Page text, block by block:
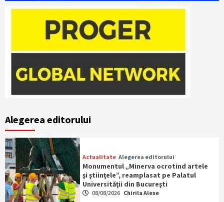
Alegerea editorului
Actualitate Alegerea editorului
Monumentul „Minerva ocrotind artele
şi ştiinţele”, reamplasat pe Palatul
Universităţii din Bucureşti
08/08/2026 Chirila Alexe